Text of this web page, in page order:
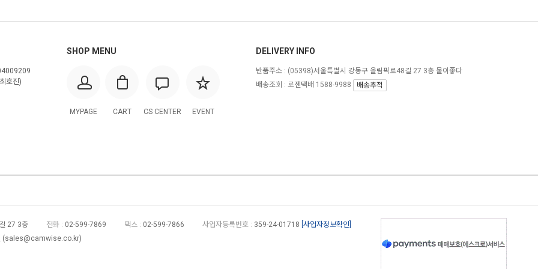
호진)
SHOP MENU
MYPAGE CART CS CENTER EVENT
DELIVERY INFO
반품주소 : (05398)서울특별시 강동구 올림픽로48길 27 3층 물이좋다
배송조회 : 로젠택배 1588-9988
배송추적
27 3층 전화 : 02-599-7869 팩스 : 02-599-7866 사업자등록번호 : 359-24-01718 [사업자정보확인]
(sales@camwise.co.kr)